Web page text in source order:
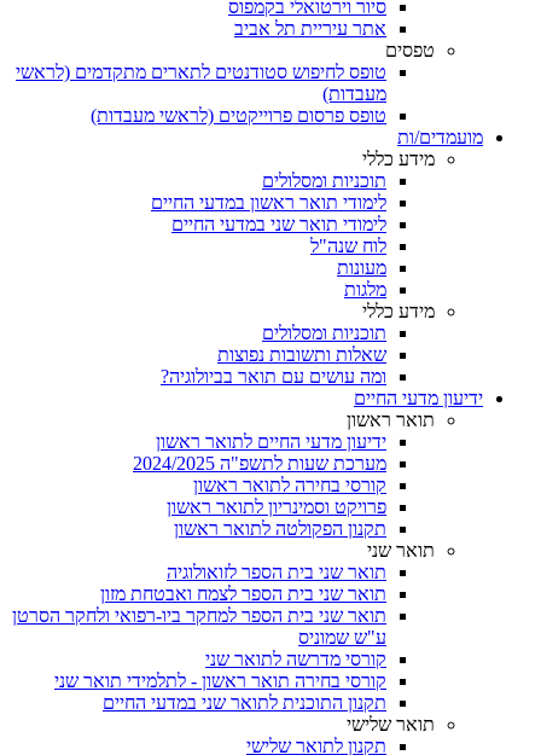
סיור וירטואלי בקמפוס
אתר עיריית תל אביב
טפסים
טופס לחיפוש סטודנטים לתארים מתקדמים (לראשי
מעבדות)
טופס פרסום פרוייקטים (לראשי מעבדות)
מועמדים/ות
מידע כללי
תוכניות ומסלולים
לימודי תואר ראשון במדעי החיים
לימודי תואר שני במדעי החיים
לוח שנה"ל
מעונות
מלגות
מידע כללי
תוכניות ומסלולים
שאלות ותשובות נפוצות
ומה עושים עם תואר בביולוגיה?
ידיעון מדעי החיים
תואר ראשון
ידיעון מדעי החיים לתואר ראשון
מערכת שעות לתשפ"ה 2024/2025
קורסי בחירה לתואר ראשון
פרויקט וסמינריון לתואר ראשון
תקנון הפקולטה לתואר ראשון
תואר שני
תואר שני בית הספר לזואולוגיה
תואר שני בית הספר לצמח ואבטחת מזון
תואר שני בית הספר למחקר ביו-רפואי ולחקר הסרטן
ע"ש שמוניס
קורסי מדרשה לתואר שני
קורסי בחירה תואר ראשון - לתלמידי תואר שני
תקנון התוכנית לתואר שני במדעי החיים
תואר שלישי
תקנון לתואר שלישי